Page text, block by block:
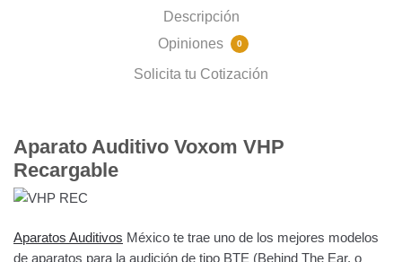
Descripción
Opiniones
0
Solicita tu Cotización
Aparato Auditivo Voxom VHP
Recargable
Aparatos Auditivos México te trae uno de los mejores modelos
de aparatos para la audición de tipo BTE (Behind The Ear, o